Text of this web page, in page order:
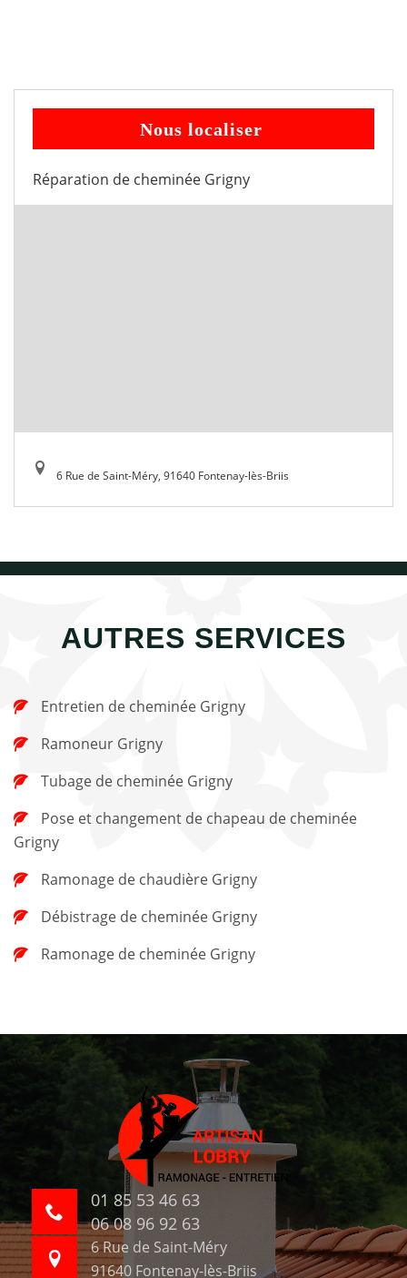
Nous localiser
Réparation de cheminée Grigny
6 Rue de Saint-Méry, 91640 Fontenay-lès-Briis
AUTRES SERVICES
Entretien de cheminée Grigny
Ramoneur Grigny
Tubage de cheminée Grigny
Grigny
Ramonage de chaudière Grigny
Débistrage de cheminée Grigny
Ramonage de cheminée Grigny
01 85 53 46 63
06 08 96 92 63
6 Rue de Saint-Méry
91640 Fontenay-lès-Briis